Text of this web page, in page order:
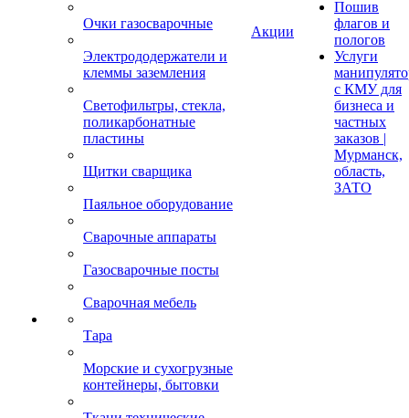
Очки газосварочные
Электрододержатели и
клеммы заземления
Светофильтры, стекла,
поликарбонатные
пластины
Щитки сварщика
Паяльное оборудование
Сварочные аппараты
Газосварочные посты
Сварочная мебель
Тара
Морские и сухогрузные
контейнеры, бытовки
Акции
Пошив
флагов и
пологов
Услуги
с КМУ для
бизнеса и
частных
заказов |
Мурманск,
область,
ЗАТО